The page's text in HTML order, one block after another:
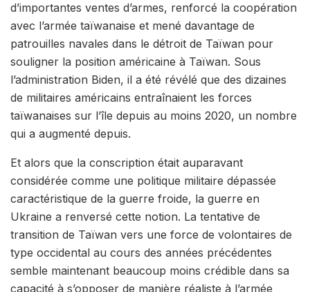
d’importantes ventes d’armes, renforcé la coopération
avec l’armée taïwanaise et mené davantage de
patrouilles navales dans le détroit de Taïwan pour
souligner la position américaine à Taïwan. Sous
l’administration Biden, il a été révélé que des dizaines
de militaires américains entraînaient les forces
taïwanaises sur l’île depuis au moins 2020, un nombre
qui a augmenté depuis.
Et alors que la conscription était auparavant
considérée comme une politique militaire dépassée
caractéristique de la guerre froide, la guerre en
Ukraine a renversé cette notion. La tentative de
transition de Taïwan vers une force de volontaires de
type occidental au cours des années précédentes
semble maintenant beaucoup moins crédible dans sa
capacité à s’opposer de manière réaliste à l’armée